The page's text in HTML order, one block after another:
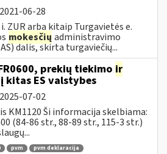
2021-06-28
ZUR arba kitaip Turgavietės e.
mokesčių administravimo
dalis, skirta turgaviečių...
prekių tiekimo ir
kitas ES valstybes
2025-07-02
KM1120 Ši informacija skelbiama:
(84-86 str., 88-89 str., 115-3 str.)
pvm
pvm deklaracija